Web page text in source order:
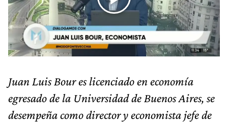
Juan Luis Bour es licenciado en economía
egresado de la Universidad de Buenos Aires, se
desempeña como director y economista jefe de